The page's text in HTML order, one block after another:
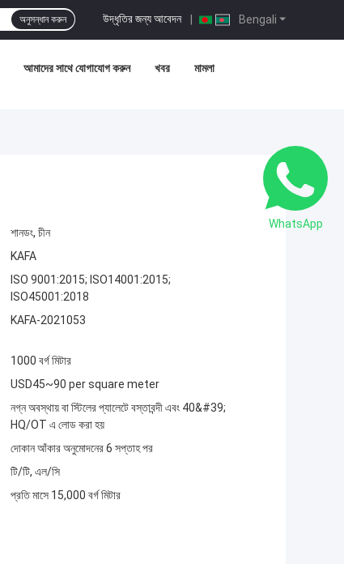
Bengali
উদ্ধৃতির জন্য আবেদন |
অনুসন্ধান করুন
আমাদের সাথে যোগাযোগ করুন খবর মামলা
শানডং, চীন
KAFA
ISO 9001:2015; ISO14001:2015;
ISO45001:2018
KAFA-2021053
1000 বর্গ মিটার
USD45~90 per square meter
নগ্ন অবস্থায় বা স্টিলের প্যালেটে বস্তাবন্দী এবং 40&#39;
HQ/OT এ লোড করা হয়
দোকান আঁকার অনুমোদনের 6 সপ্তাহ পর
টি/টি, এল/সি
প্রতি মাসে 15,000 বর্গ মিটার
WhatsApp